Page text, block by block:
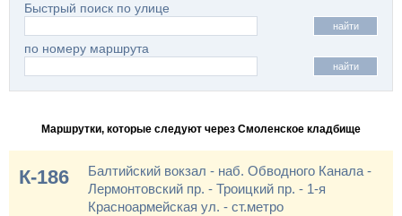
Быстрый поиск по улице
найти
по номеру маршрута
найти
Маршрутки, которые следуют через Смоленское кладбище
К-186
Балтийский вокзал - наб. Обводного Канала -
Лермонтовский пр. - Троицкий пр. - 1-я
Красноармейская ул. - ст.метро